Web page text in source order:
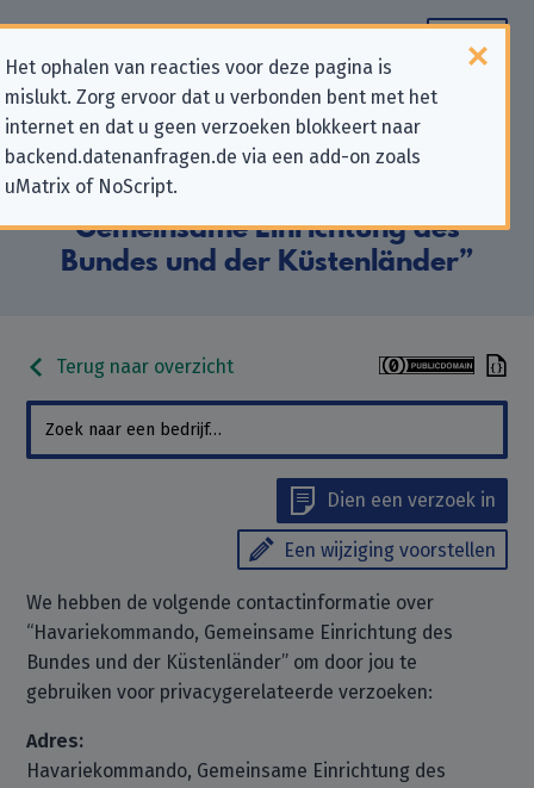
Het ophalen van reacties voor deze pagina is
mislukt. Zorg ervoor dat u verbonden bent met het
internet en dat u geen verzoeken blokkeert naar
backend.datenanfragen.de via een add-on zoals
uMatrix of NoScript.
Contactgegevens voor
privacygerelateerde verzoeken
aan “Havariekommando,
Gemeinsame Einrichtung des
Bundes und der Küstenländer”
Terug naar overzicht
Dien een verzoek in
Een wijziging voorstellen
We hebben de volgende contactinformatie over
“Havariekommando, Gemeinsame Einrichtung des
Bundes und der Küstenländer” om door jou te
gebruiken voor privacygerelateerde verzoeken:
Adres:
Havariekommando, Gemeinsame Einrichtung des